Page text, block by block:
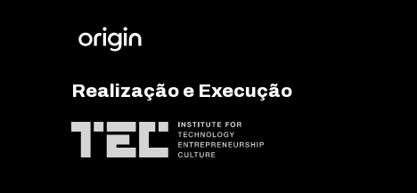
Realização e Execução